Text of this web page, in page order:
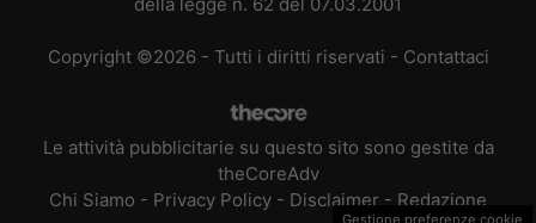
Copyright ©2026 - Tutti i diritti riservati - Contattaci
Le attività pubblicitarie su questo sito sono gestite da
theCoreAdv
Chi Siamo - Privacy Policy - Disclaimer - Redazione
Gestione preferenze cookie